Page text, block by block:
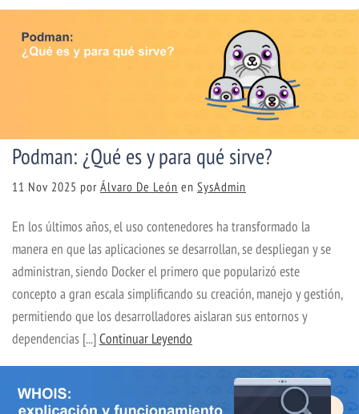
Podman: ¿Qué es y para qué sirve?
11 Nov 2025 por Álvaro De León en SysAdmin
En los últimos años, el uso contenedores ha transformado la
manera en que las aplicaciones se desarrollan, se despliegan y se
administran, siendo Docker el primero que popularizó este
concepto a gran escala simplificando su creación, manejo y gestión,
permitiendo que los desarrolladores aislaran sus entornos y
dependencias [...]Continuar Leyendo